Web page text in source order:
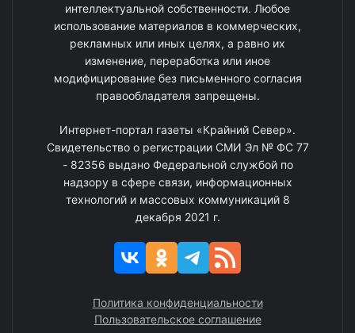
интеллектуальной собственности. Любое
использование материалов в коммерческих,
рекламных или иных целях, а равно их
изменение, переработка или иное
модифицирование без письменного согласия
правообладателя запрещены.
Интернет-портал газеты «Крайний Север».
Свидетельство о регистрации СМИ Эл № ФС 77
- 82356 выдано Федеральной службой по
надзору в сфере связи, информационных
технологий и массовых коммуникаций 8
декабря 2021 г.
Политика конфиденциальности
Пользовательское соглашение